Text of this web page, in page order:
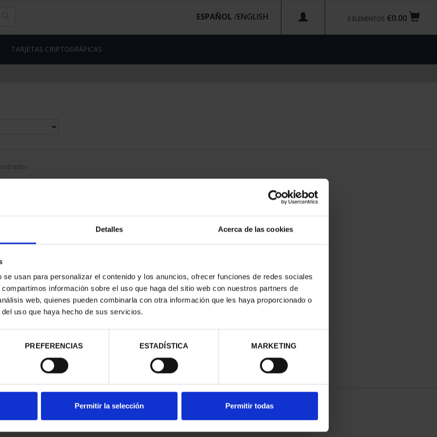
Detalles Acerca de las cookies
usan para personalizar el contenido y los anuncios, ofrecer funciones de redes sociales
información sobre el uso que haga del sitio web con nuestros partners de
web, quienes pueden combinarla con otra información que les haya proporcionado o
uso que haya hecho de sus servicios.
PREFERENCIAS ESTADÍSTICA MARKETING
Permitir la selección Permitir todas
€0.00
0 ELEMENTOS
ESPAÑOL /
TARJETAS CRIPTOGRÁFICAS
MUNDIAL
€